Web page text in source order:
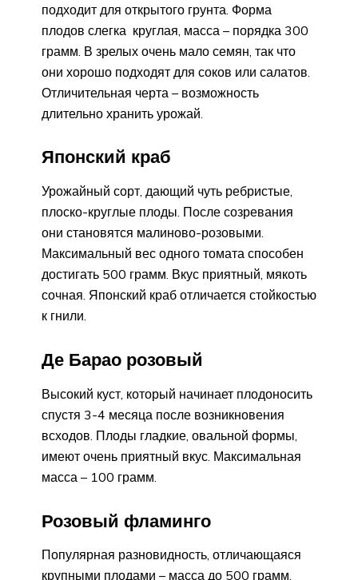
подходит для открытого грунта. Форма
плодов слегка круглая, масса – порядка 300
грамм. В зрелых очень мало семян, так что
они хорошо подходят для соков или салатов.
Отличительная черта – возможность
длительно хранить урожай.
Японский краб
Урожайный сорт, дающий чуть ребристые,
плоско-круглые плоды. После созревания
они становятся малиново-розовыми.
Максимальный вес одного томата способен
достигать 500 грамм. Вкус приятный, мякоть
сочная. Японский краб отличается стойкостью
к гнили.
Де Барао розовый
Высокий куст, который начинает плодоносить
спустя 3-4 месяца после возникновения
всходов. Плоды гладкие, овальной формы,
имеют очень приятный вкус. Максимальная
масса – 100 грамм.
Розовый фламинго
Популярная разновидность, отличающаяся
крупными плодами – масса до 500 грамм,